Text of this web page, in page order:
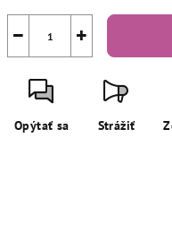
+
−
Opýtať sa Strážiť